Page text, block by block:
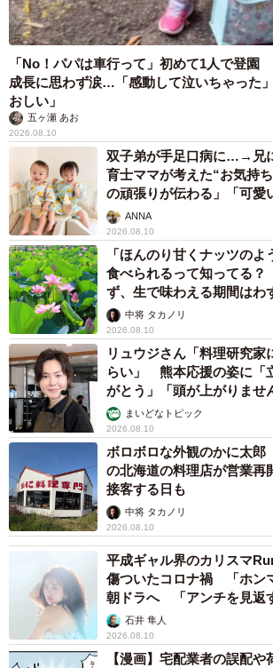
「No！パパは車行って」初めて1人で登
成長に思わず涙…「感動して泣いちゃった
おしい」
五ヶ瀬 あお
2026.08.10
双子弟が手足口病に…→兄
育士ママが考えた“お気持
の頑張りが伝わる」「可愛
ANNA
2026.08.10
「ほんのり甘くナッツの
食べられるって知ってる
ず、生で味わえる期間はわ
中将 タカノリ
2026.08.10
リュウジさん「料理研究家
らい」 熊本応援の姿に「
がとう」「頭が上がりませ
まいどなトピック
2026.08.10
ボロボロな外観のかに太
の北海道の料理店が営業
接客する日も
中将 タカノリ
2026.08.10
平成ギャル界のカリスマ
傷ついたコロナ禍 「ホン
朝ドラへ 「アンチを見返
石井 隼人
2026.08.10
【漫画】宅配業者の誤配